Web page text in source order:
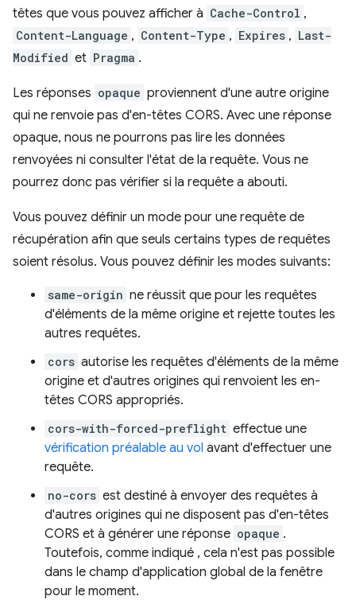
têtes que vous pouvez afficher à Cache-Control ,
Content-Language , Content-Type , Expires , Last-
Modified et Pragma .
Les réponses opaque proviennent d'une autre origine
qui ne renvoie pas d'en-têtes CORS. Avec une réponse
opaque, nous ne pourrons pas lire les données
renvoyées ni consulter l'état de la requête. Vous ne
pourrez donc pas vérifier si la requête a abouti.
Vous pouvez définir un mode pour une requête de
récupération afin que seuls certains types de requêtes
soient résolus. Vous pouvez définir les modes suivants:
same-origin ne réussit que pour les requêtes
d'éléments de la même origine et rejette toutes les
autres requêtes.
cors autorise les requêtes d'éléments de la même
origine et d'autres origines qui renvoient les en-
têtes CORS appropriés.
cors-with-forced-preflight effectue une
vérification préalable au vol avant d'effectuer une
requête.
no-cors est destiné à envoyer des requêtes à
d'autres origines qui ne disposent pas d'en-têtes
CORS et à générer une réponse opaque .
Toutefois, comme indiqué , cela n'est pas possible
dans le champ d'application global de la fenêtre
pour le moment.